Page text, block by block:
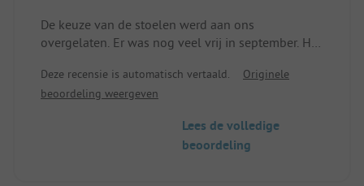
De keuze van de stoelen werd aan ons
overgelaten. Er was nog veel vrij in september. Het
en 1 wasdroger. Het restaurant was open vanaf
20.00 uur en het eten was erg lekker. Er is ook een
bereiken via de weg maar er is geen zand maar
hoog gras. Winkelmogelijkheden op 10 minuten
Deze recensie is automatisch vertaald.
Originele
beoordeling weergeven
Lees de volledige
beoordeling